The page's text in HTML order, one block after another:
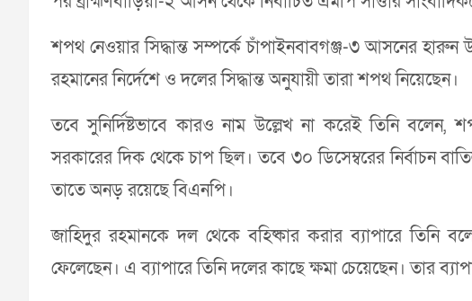
শপথ নেওয়ার সিদ্ধান্ত সম্পর্কে চাঁপাইনবাবগঞ্জ-৩ আসনের হারুন
রহমানের নির্দেশে ও দলের সিদ্ধান্ত অনুযায়ী তারা শপথ নিয়েছেন।
তবে সুনির্দিষ্টভাবে কারও নাম উল্লেখ না করেই তিনি
সরকারের দিক থেকে চাপ ছিল। তবে ৩০ ডিসেম্বরের নির্বাচন
তাতে অনড় রয়েছে বিএনপি।
জাহিদুর রহমানকে দল থেকে বহিষ্কার করার ব্যাপারে তিনি
ফেলেছেন। এ ব্যাপারে তিনি দলের কাছে ক্ষমা চেয়েছেন। তার